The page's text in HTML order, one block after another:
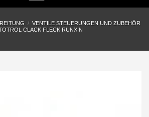
/ VENTILE STEUERUNGEN UND ZUBEHÖR
CLACK FLECK RUNXIN